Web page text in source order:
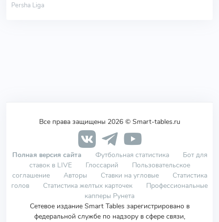
Persha Liga
Все права защищены 2026 © Smart-tables.ru
Полная версия сайта Футбольная статистика
Бот для
ставок в LIVE
Глоссарий
Пользовательское
соглашение
Авторы Ставки на угловые
Статистика
голов
Статистика желтых карточек
Профессиональные
капперы Рунета
Сетевое издание Smart Tables зарегистрировано в
федеральной службе по надзору в сфере связи,